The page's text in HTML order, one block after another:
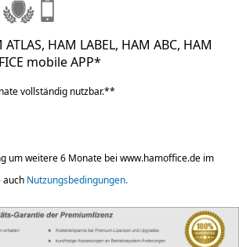
HAM LABEL, HAM ABC, HAM
mobile APP*
vollständig nutzbar.**
um weitere 6 Monate bei www.hamoffice.de im
auch Nutzungsbedingungen.